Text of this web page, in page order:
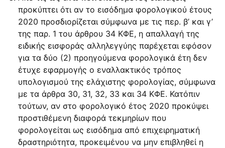
προκύπτει ότι αν το εισόδημα φορολογικού έτους
2020 προσδιορίζεται σύμφωνα με τις περ. β’ και γ’
της παρ. 1 του άρθρου 34 ΚΦΕ, η απαλλαγή της
ειδικής εισφοράς αλληλεγγύης παρέχεται εφόσον
για τα δύο (2) προηγούμενα φορολογικά έτη δεν
έτυχε εφαρμογής ο εναλλακτικός τρόπος
υπολογισμού της ελάχιστης φορολογίας, σύμφωνα
με τα άρθρα 30, 31, 32, 33 και 34 ΚΦΕ. Κατόπιν
τούτων, αν στο φορολογικό έτος 2020 προκύψει
προστιθέμενη διαφορά τεκμηρίων που
φορολογείται ως εισόδημα από επιχειρηματική
δραστηριότητα, προκειμένου να μην επιβληθεί η